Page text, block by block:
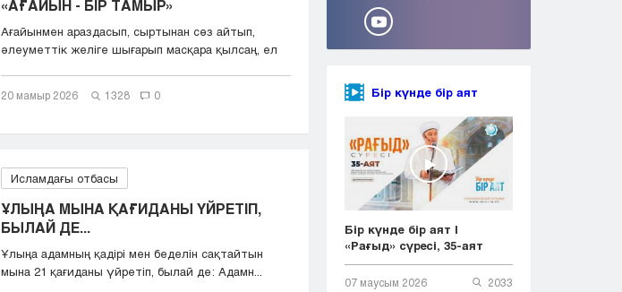
«АҒАЙЫН - БІР ТАМЫР»
Ағайынмен араздасып, сыртынан сөз айтып,
әлеуметтік желіге шығарып масқара қылсаң, ел
20 мамыр 2026 1328 0
Исламдағы отбасы
ҰЛЫҢА МЫНА ҚАҒИДАНЫ ҮЙРЕТІП,
БЫЛАЙ ДЕ...
Ұлыңа адамның қадірі мен беделін сақтайтын
мына 21 қағиданы үйретіп, былай де: Адамн...
Бір күнде бір аят
Бір күнде бір аят |
«Рағыд» сүресі, 35-аят
07 маусым 2026 2033